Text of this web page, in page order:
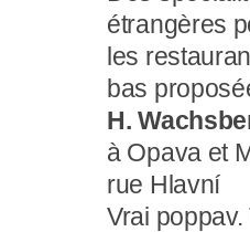
étrangères
les
bas
H.
à Opava et
rue Hlavní
Vrai